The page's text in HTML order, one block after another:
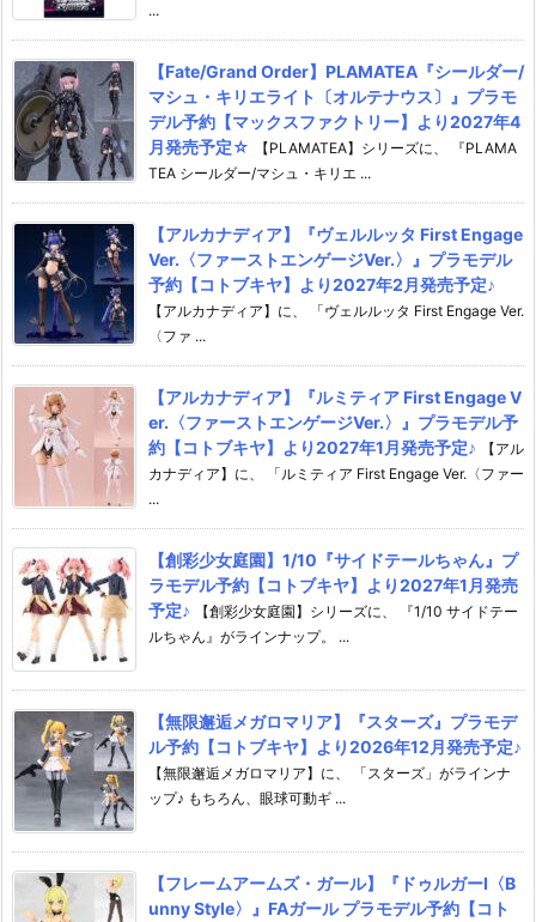
...
【Fate/Grand Order】PLAMATEA『シールダー/
マシュ・キリエライト〔オルテナウス〕』プラモ
デル予約【マックスファクトリー】より2027年4
月発売予定☆
【PLAMATEA】シリーズに、 『PLAMA
TEA シールダー/マシュ・キリエ ...
【アルカナディア】『ヴェルルッタ First Engage
Ver.〈ファーストエンゲージVer.〉』プラモデル
予約【コトブキヤ】より2027年2月発売予定♪
【アルカナディア】に、 「ヴェルルッタ First Engage Ver.
〈ファ ...
【アルカナディア】『ルミティア First Engage V
er.〈ファーストエンゲージVer.〉』プラモデル予
約【コトブキヤ】より2027年1月発売予定♪
【アル
カナディア】に、 「ルミティア First Engage Ver.〈ファー
...
【創彩少女庭園】1/10『サイドテールちゃん』プ
ラモデル予約【コトブキヤ】より2027年1月発売
予定♪
【創彩少女庭園】シリーズに、 『1/10 サイドテー
ルちゃん』がラインナップ。 ...
【無限邂逅メガロマリア】『スターズ』プラモデ
ル予約【コトブキヤ】より2026年12月発売予定♪
【無限邂逅メガロマリア】に、 「スターズ」がラインナ
ップ♪ もちろん、眼球可動ギ ...
【フレームアームズ・ガール】『ドゥルガーI〈B
unny Style〉』FAガール プラモデル予約【コト